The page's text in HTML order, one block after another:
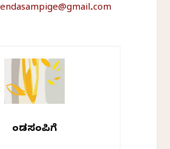
ಕೆಂಡಸಂಪಿಗೆ